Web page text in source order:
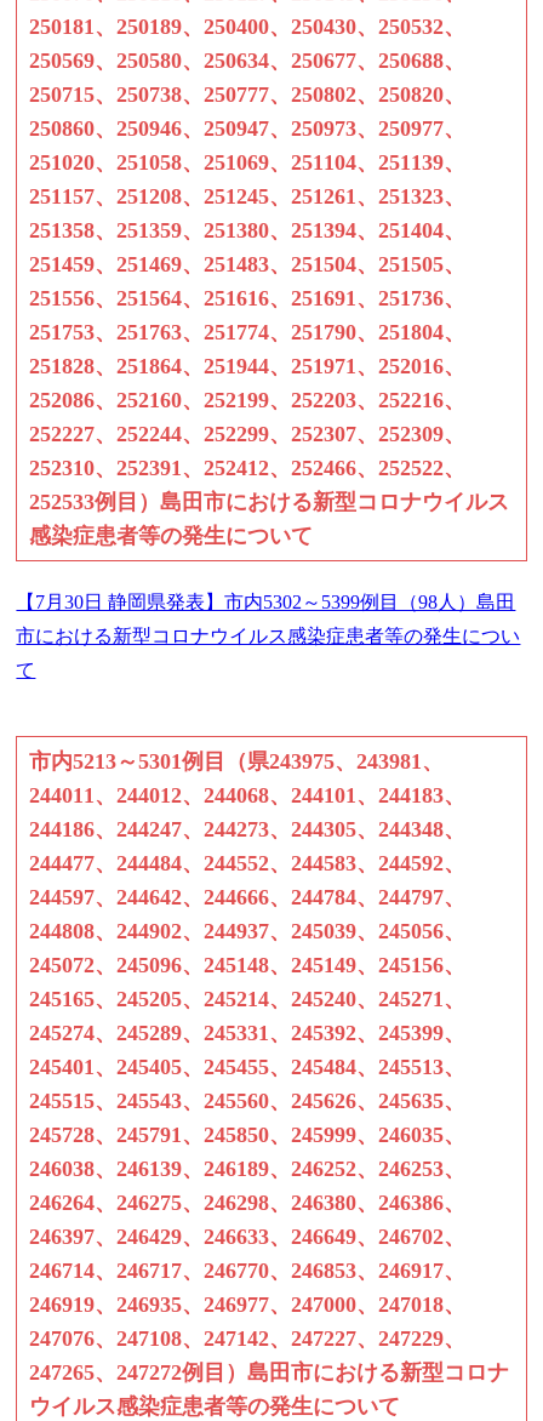
250181、250189、250400、250430、250532、
250569、250580、250634、250677、250688、
250715、250738、250777、250802、250820、
250860、250946、250947、250973、250977、
251020、251058、251069、251104、251139、
251157、251208、251245、251261、251323、
251358、251359、251380、251394、251404、
251459、251469、251483、251504、251505、
251556、251564、251616、251691、251736、
251753、251763、251774、251790、251804、
251828、251864、251944、251971、252016、
252086、252160、252199、252203、252216、
252227、252244、252299、252307、252309、
252310、252391、252412、252466、252522、
252533例目）島田市における新型コロナウイルス
感染症患者等の発生について
【7月30日 静岡県発表】市内5302～5399例目（98人）島田
市における新型コロナウイルス感染症患者等の発生につい
て
市内5213～5301例目（県243975、243981、
244011、244012、244068、244101、244183、
244186、244247、244273、244305、244348、
244477、244484、244552、244583、244592、
244597、244642、244666、244784、244797、
244808、244902、244937、245039、245056、
245072、245096、245148、245149、245156、
245165、245205、245214、245240、245271、
245274、245289、245331、245392、245399、
245401、245405、245455、245484、245513、
245515、245543、245560、245626、245635、
245728、245791、245850、245999、246035、
246038、246139、246189、246252、246253、
246264、246275、246298、246380、246386、
246397、246429、246633、246649、246702、
246714、246717、246770、246853、246917、
246919、246935、246977、247000、247018、
247076、247108、247142、247227、247229、
247265、247272例目）島田市における新型コロナ
ウイルス感染症患者等の発生について